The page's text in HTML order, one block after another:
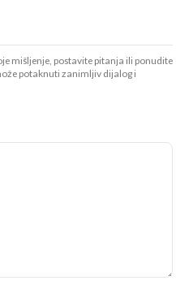
mišljenje, postavite pitanja ili ponudite
potaknuti zanimljiv dijalog i